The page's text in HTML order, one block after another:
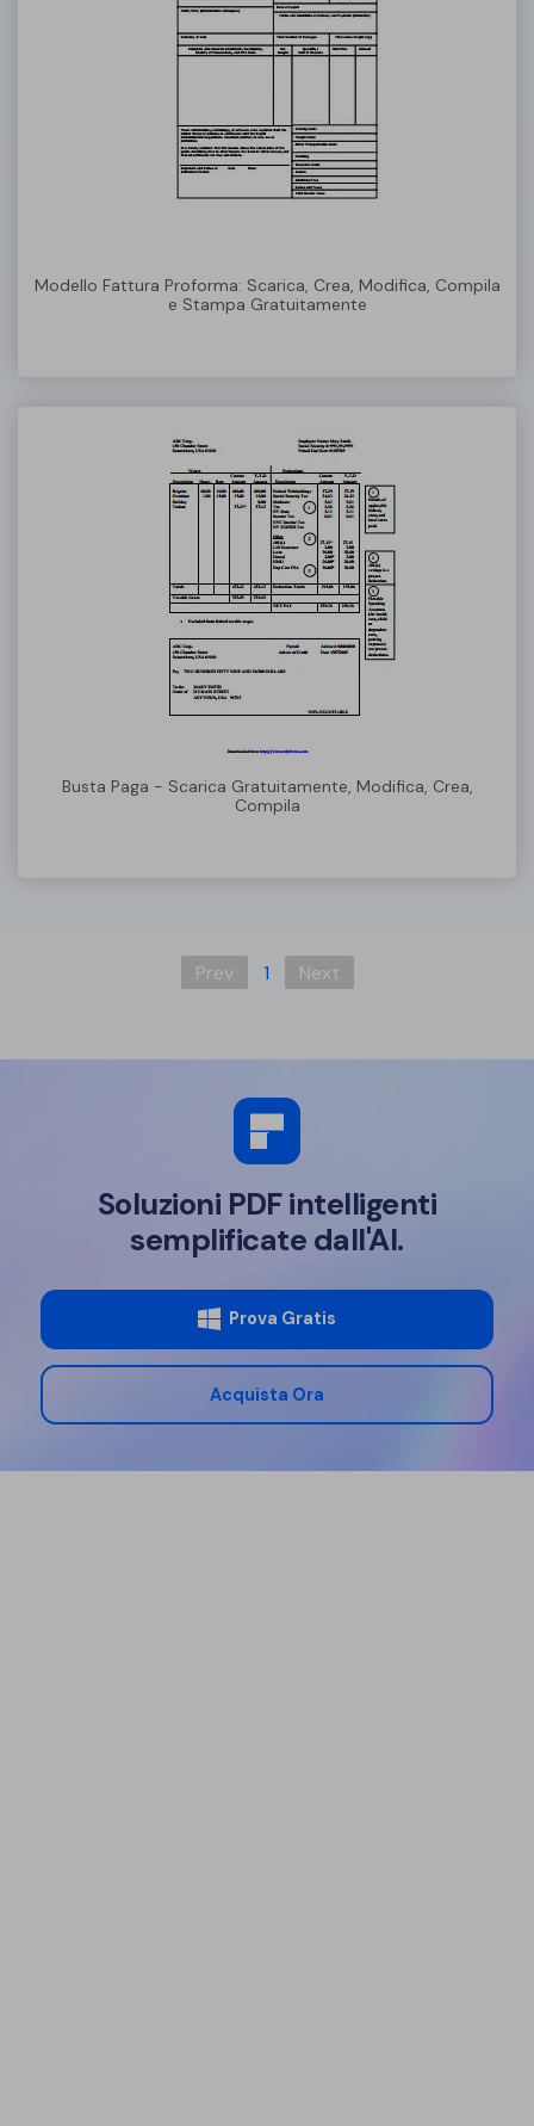
Modello Fattura Proforma: Scarica, Crea, Modifica, Compila
e Stampa Gratuitamente
Busta Paga - Scarica Gratuitamente, Modifica, Crea,
Compila
Prev 1 Next
Soluzioni PDF intelligenti
semplificate dall'AI.
Prova Gratis
Acquista Ora